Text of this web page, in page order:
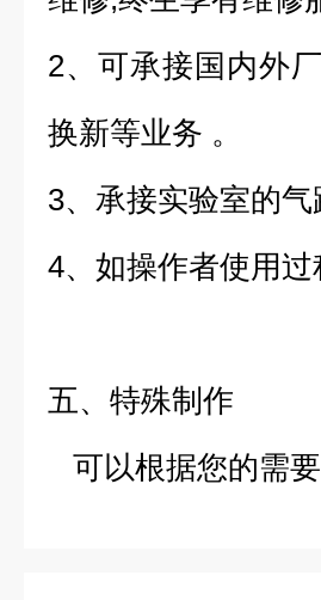
2、可承接国内外
换新等业务 。
3、承接实验室的
4、如操作者使用
五、特殊制作
可以根据您的需